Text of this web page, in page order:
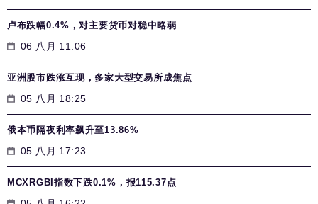
卢布跌幅0.4%，对主要货币对稳中略弱
06 八月 11:06
亚洲股市跌涨互现，多家大型交易所成焦点
05 八月 18:25
俄本币隔夜利率飙升至13.86%
05 八月 17:23
MCXRGBI指数下跌0.1%，报115.37点